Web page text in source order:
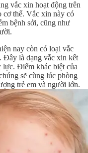
vắc xin hoạt động trên
cơ thể. Vắc xin này có
bệnh sởi, cũng như
nay còn có loại vắc
Đây là dạng vắc xin kết
lực. Điểm khác biệt của
sẽ cùng lúc phòng
trẻ em và người lớn.